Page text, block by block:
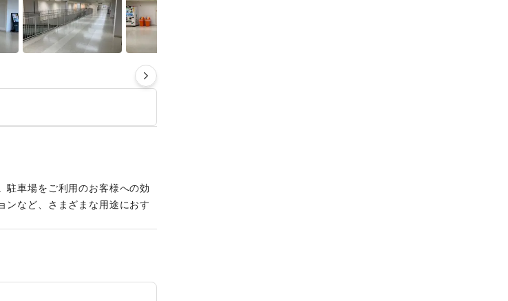
駐車場をご利用のお客様への効
ンなど、さまざまな用途におす